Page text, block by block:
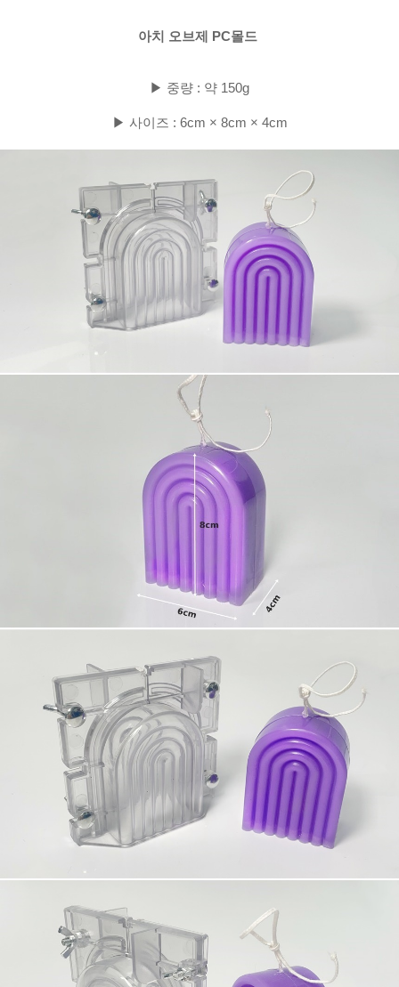
아치 오브제 PC몰드
▶ 중량 : 약 150g
▶ 사이즈 : 6cm × 8cm × 4cm